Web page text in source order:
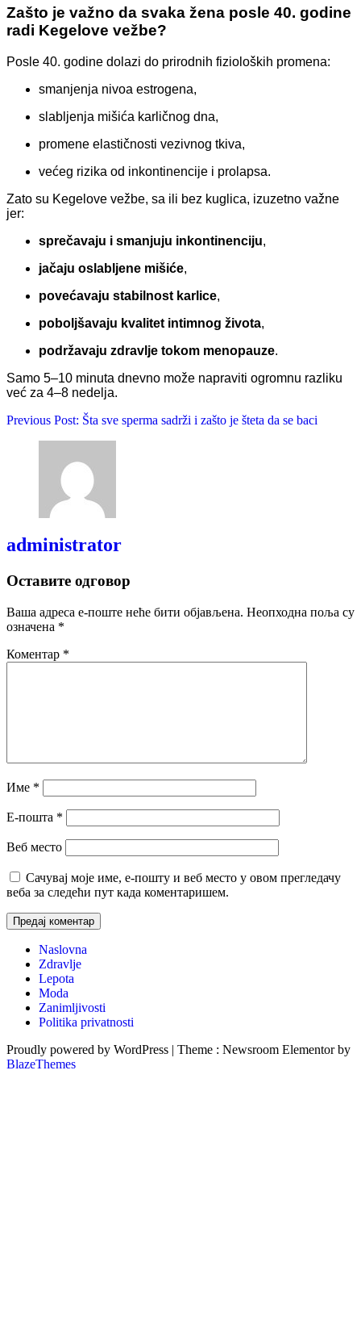
Zašto je važno da svaka žena posle 40. godine
radi Kegelove vežbe?
Posle 40. godine dolazi do prirodnih fizioloških promena:
smanjenja nivoa estrogena,
slabljenja mišića karličnog dna,
promene elastičnosti vezivnog tkiva,
većeg rizika od inkontinencije i prolapsa.
Zato su Kegelove vežbe, sa ili bez kuglica, izuzetno važne
jer:
sprečavaju i smanjuju inkontinenciju,
jačaju oslabljene mišiće,
povećavaju stabilnost karlice,
poboljšavaju kvalitet intimnog života,
podržavaju zdravlje tokom menopauze.
Samo 5–10 minuta dnevno može napraviti ogromnu razliku
već za 4–8 nedelja.
Previous Post: Šta sve sperma sadrži i zašto je šteta da se baci
administrator
Оставите одговор
Ваша адреса е-поште неће бити објављена. Неопходна поља су
означена *
Коментар *
Име *
Е-пошта *
Веб место
Сачувај моје име, е-пошту и веб место у овом прегледачу
веба за следећи пут када коментаришем.
Naslovna
Zdravlje
Lepota
Moda
Zanimljivosti
Politika privatnosti
Proudly powered by WordPress | Theme : Newsroom Elementor by
BlazeThemes